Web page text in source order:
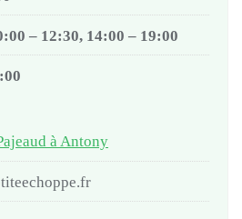
– 12:30, 14:00 – 19:00
à Antony